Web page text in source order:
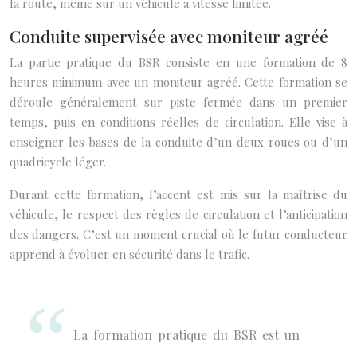
la route, même sur un véhicule à vitesse limitée.
Conduite supervisée avec moniteur agréé
La partie pratique du BSR consiste en une formation de 8
heures minimum avec un moniteur agréé. Cette formation se
déroule généralement sur piste fermée dans un premier
temps, puis en conditions réelles de circulation. Elle vise à
enseigner les bases de la conduite d’un deux-roues ou d’un
quadricycle léger.
Durant cette formation, l’accent est mis sur la maîtrise du
véhicule, le respect des règles de circulation et l’anticipation
des dangers. C’est un moment crucial où le futur conducteur
apprend à évoluer en sécurité dans le trafic.
La formation pratique du BSR est un